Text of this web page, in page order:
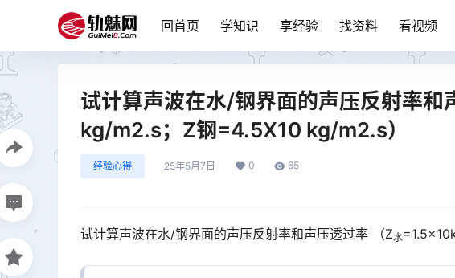
回首页 学知识 享经验 找资料 看视频
试计算声波在水/钢界面的声压反射率
kg/m2.s；Z钢=4.5X10 kg/m2.s）
经验心得 25年5月7日 0 65
试计算声波在水/钢界面的声压反射率和声压透过率 （Z水
γ=Z2−Z1Z2+Z1×100%=4.5−1.5